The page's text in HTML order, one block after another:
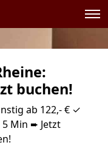
buchen!
ab 122,- € ✓
Min ➨ Jetzt